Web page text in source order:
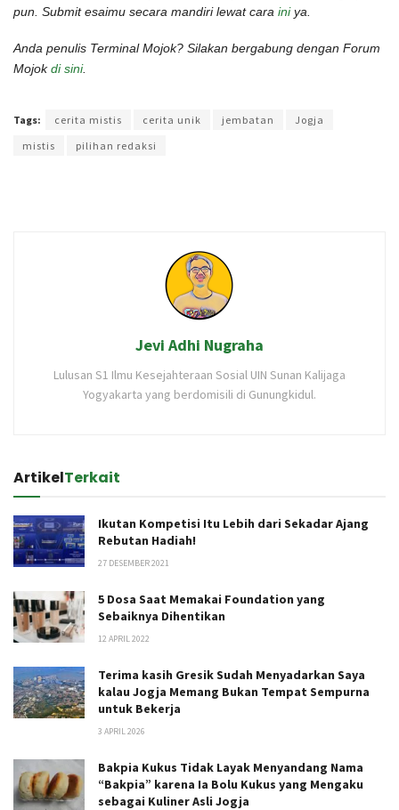
pun. Submit esaimu secara mandiri lewat cara iniya.
Anda penulis Terminal Mojok? Silakan bergabung dengan Forum
Mojokdi sini.
Tags: cerita mistis cerita unik jembatan
Jogja
mistis
pilihan redaksi
Jevi Adhi Nugraha
Lulusan S1 Ilmu Kesejahteraan Sosial UIN Sunan Kalijaga
Yogyakarta yang berdomisili di Gunungkidul.
ArtikelTerkait
Ikutan Kompetisi Itu Lebih dari Sekadar Ajang
Rebutan Hadiah!
27 DESEMBER 2021
5 Dosa Saat Memakai Foundation yang
Sebaiknya Dihentikan
12 APRIL 2022
Terima kasih Gresik Sudah Menyadarkan Saya
kalau Jogja Memang Bukan Tempat Sempurna
untuk Bekerja
3 APRIL 2026
Bakpia Kukus Tidak Layak Menyandang Nama
“Bakpia” karena Ia Bolu Kukus yang Mengaku
sebagai Kuliner Asli Jogja